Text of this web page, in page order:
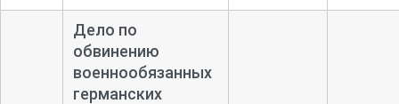
Дело по
обвинению
военнообязанных
германских